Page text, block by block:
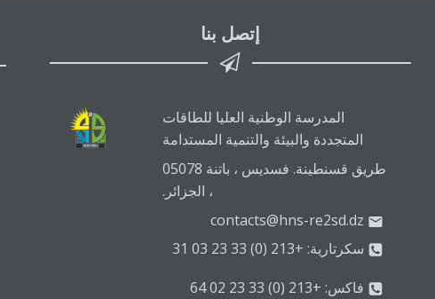
إتصل بنا
المدرسة الوطنية العليا للطاقات
المتجددة والبيئة والتنمية المستدامة
طريق قسنطينة. فسديس ، باتنة 05078
، الجزائر.
contacts@hns-re2sd.dz
سكرتارية: +213 (0) 33 23 03 31
فاكس: +213 (0) 33 23 02 64